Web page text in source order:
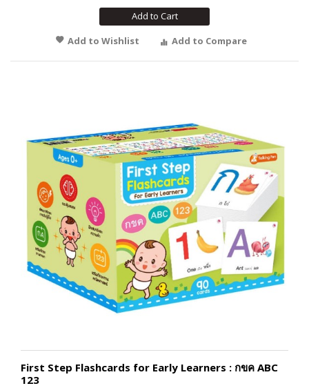
Add to Cart
Add to Wishlist
Add to Compare
First Step Flashcards for Early Learners : กขค ABC
123